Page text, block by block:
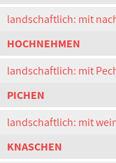
landschaftlich: mit
HOCHNEHMEN
landschaftlich: mit
PICHEN
landschaftlich: mit
KNASCHEN